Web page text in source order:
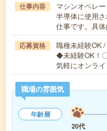
仕事内容
マシンオペレ
半導体に使用
仕事です。具
応募資格
職種未経験OK
◆未経験OK！
気軽にオンラ
職場の雰囲気
年齢層
20代